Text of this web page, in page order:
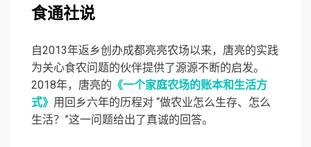
食通社说
自2013年返乡创办成都亮亮农场以来，唐亮的实践
为关心食农问题的伙伴提供了源源不断的启发。
2018年，唐亮的 《一个家庭农场的账本和生活方
式》 用回乡六年的历程对 “做农业怎么生存、怎么
生活？”这一问题给出了真诚的回答。